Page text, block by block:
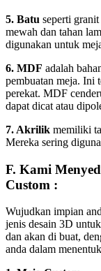
5. Batu seperti
mewah dan tahan
digunakan untuk
6. MDF adalah
pembuatan meja. Ini
perekat. MDF
dapat dicat atau
7. Akrilik memiliki
Mereka sering
F. Kami
Custom :
Wujudkan impian
jenis desain 3D
dan akan di buat,
anda dalam